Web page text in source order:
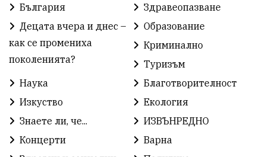
Театър Спорт за деца История
Градски транспорт
Безплатни прегледи Волейбол Карин дом
Зелена Енергия Ден на детето
Книги Ветрогенератори Девня
Ден на народните будители Изложба
България
Здравеопазване
Децата вчера и днес –
как се промениха
поколенията?
Образование
Криминално
Туризъм
Наука
Благотворителност
Изкуство
Екология
Знаете ли, че...
ИЗВЪНРЕДНО
Концерти
Варна